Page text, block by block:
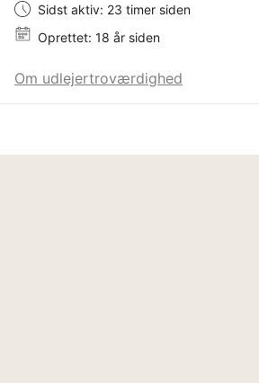
Sidst aktiv: 23 timer siden
Oprettet: 18 år siden
Om udlejertroværdighed